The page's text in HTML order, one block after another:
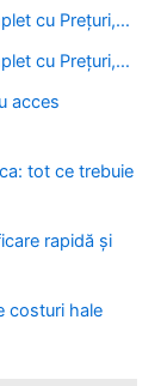
cu Prețuri,…
cu Prețuri,…
acces
tot ce trebuie
rapidă și
costuri hale